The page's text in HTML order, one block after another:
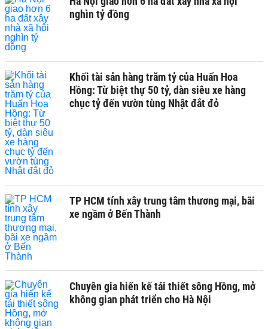
nghìn tỷ đồng
Khối tài sản hàng trăm tỷ của Huấn Hoa
Hồng: Từ biệt thự 50 tỷ, dàn siêu xe hàng
chục tỷ đến vườn tùng Nhật đắt đỏ
TP HCM tính xây trung tâm thương mại, bãi
xe ngầm ở Bến Thành
Chuyên gia hiến kế tái thiết sông Hồng, mở
không gian phát triển cho Hà Nội